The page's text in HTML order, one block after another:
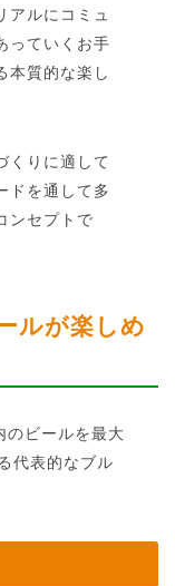
アルにコミュ
っていくお手
本質的な楽し
くりに適して
ドを通して多
ンセプトで
ルが楽しめ
のビールを最大
代表的なブル